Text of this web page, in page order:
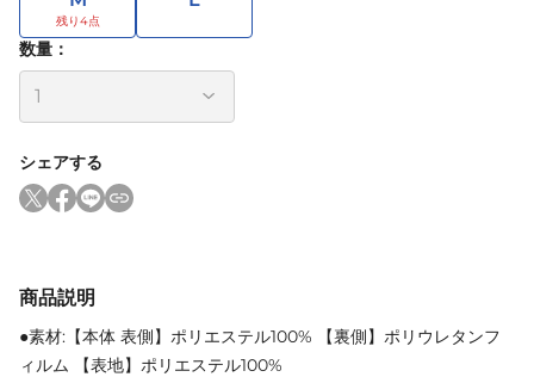
数量：
シェアする
商品説明
●素材:【本体 表側】ポリエステル100% 【裏側】ポリウレタンフ
ィルム 【表地】ポリエステル100%